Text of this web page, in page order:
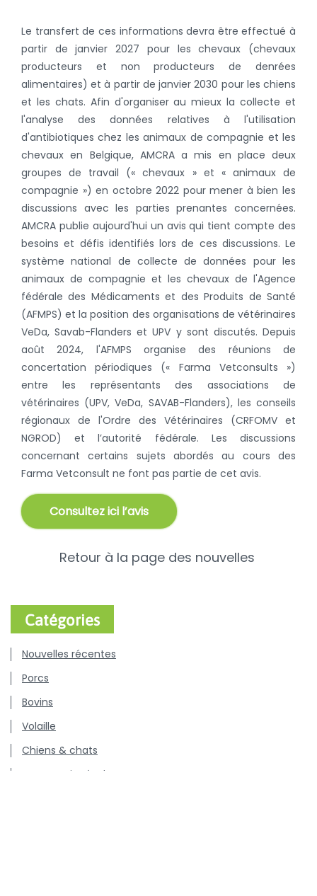
Le transfert de ces informations devra être effectué à
partir de janvier 2027 pour les chevaux (chevaux
producteurs et non producteurs de denrées
alimentaires) et à partir de janvier 2030 pour les chiens
et les chats. Afin d'organiser au mieux la collecte et
l'analyse des données relatives à l'utilisation
d'antibiotiques chez les animaux de compagnie et les
chevaux en Belgique, AMCRA a mis en place deux
groupes de travail (« chevaux » et « animaux de
compagnie ») en octobre 2022 pour mener à bien les
discussions avec les parties prenantes concernées.
AMCRA publie aujourd'hui un avis qui tient compte des
besoins et défis identifiés lors de ces discussions. Le
système national de collecte de données pour les
animaux de compagnie et les chevaux de l'Agence
fédérale des Médicaments et des Produits de Santé
(AFMPS) et la position des organisations de vétérinaires
VeDa, Savab-Flanders et UPV y sont discutés. Depuis
août 2024, l'AFMPS organise des réunions de
concertation périodiques (« Farma Vetconsults »)
entre les représentants des associations de
vétérinaires (UPV, VeDa, SAVAB-Flanders), les conseils
régionaux de l'Ordre des Vétérinaires (CRFOMV et
NGROD) et l’autorité fédérale. Les discussions
concernant certains sujets abordés au cours des
Farma Vetconsult ne font pas partie de cet avis.
Consultez ici l’avis
Retour à la page des nouvelles
Catégories
Nouvelles récentes
Porcs
Bovins
Volaille
Chiens & chats
Communiqués de presse